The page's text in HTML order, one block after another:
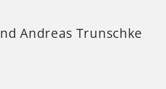
Andreas Trunschke